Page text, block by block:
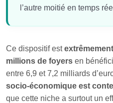
l’autre moitié en temps
Ce dispositif est
millions de foyers en
entre 6,9 et 7,2 milliards
socio‑économique est
que cette niche a surtout un